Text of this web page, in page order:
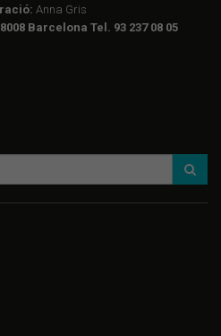
Anna Gris
Barcelona Tel. 93 237 08 05